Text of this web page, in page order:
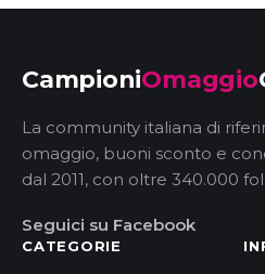
CampioniOmaggio
La community italiana di
omaggio, buoni sconto e
dal 2011, con oltre 340.000
Seguici su Facebook
CATEGORIE